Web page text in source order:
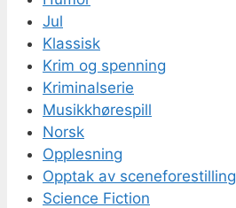
Jul
Klassisk
Krim og spenning
Kriminalserie
Musikkhørespill
Norsk
Opplesning
Opptak av sceneforestilling
Science Fiction